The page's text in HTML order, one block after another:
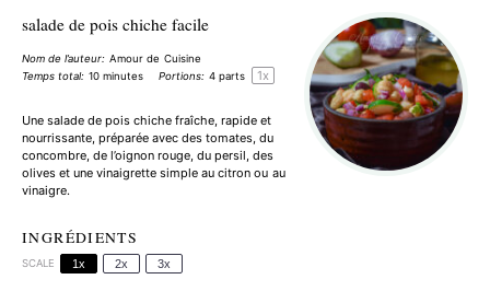
salade de pois chiche facile
Nom de l’auteur: Amour de Cuisine
Temps total: 10 minutes Portions: 4parts 1x
Une salade de pois chiche fraîche, rapide et
nourrissante, préparée avec des tomates, du
concombre, de l’oignon rouge, du persil, des
olives et une vinaigrette simple au citron ou au
vinaigre.
INGRÉDIENTS
SCALE 1x 2x 3x